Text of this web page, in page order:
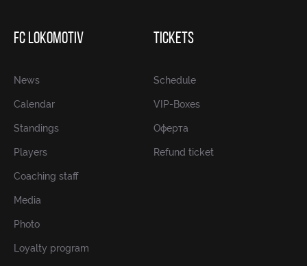
FC LOKOMOTIV
News
Calendar
Standings
Players
Coaching staff
Media
Photo
Loyalty program
TICKETS
Schedule
VIP-Boxes
Оферта
Refund ticket